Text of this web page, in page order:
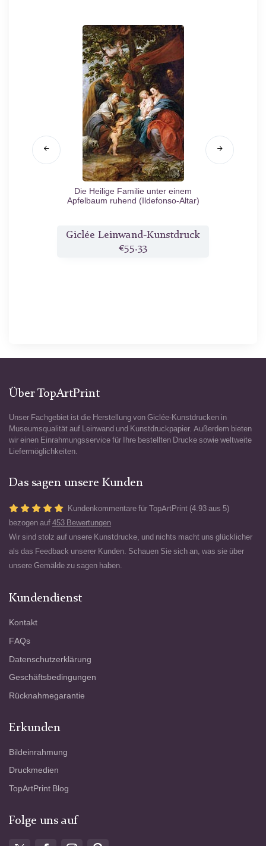
Die Heilige Familie unter einem
Apfelbaum ruhend (Ildefonso-Altar)
Giclée Leinwand-Kunstdruck
€55.33
Über TopArtPrint
Unser Fachgebiet ist die Herstellung von Giclée-Kunstdrucken in
Museumsqualität auf Leinwand und Kunstdruckpapier. Außerdem bieten
wir einen Einrahmungsservice für Ihre bestellten Drucke sowie weltweite
Liefermöglichkeiten.
Das sagen unsere Kunden
Kundenkommentare für TopArtPrint (4.93 aus 5)
bezogen auf 453 Bewertungen
Wir sind stolz auf unsere Kunstdrucke, und nichts macht uns glücklicher
als das Feedback unserer Kunden. Schauen Sie sich an, was sie über
unsere Gemälde zu sagen haben.
Kundendienst
Kontakt
FAQs
Datenschutzerklärung
Geschäftsbedingungen
Rücknahmegarantie
Erkunden
Bildeinrahmung
Druckmedien
TopArtPrint Blog
Folge uns auf